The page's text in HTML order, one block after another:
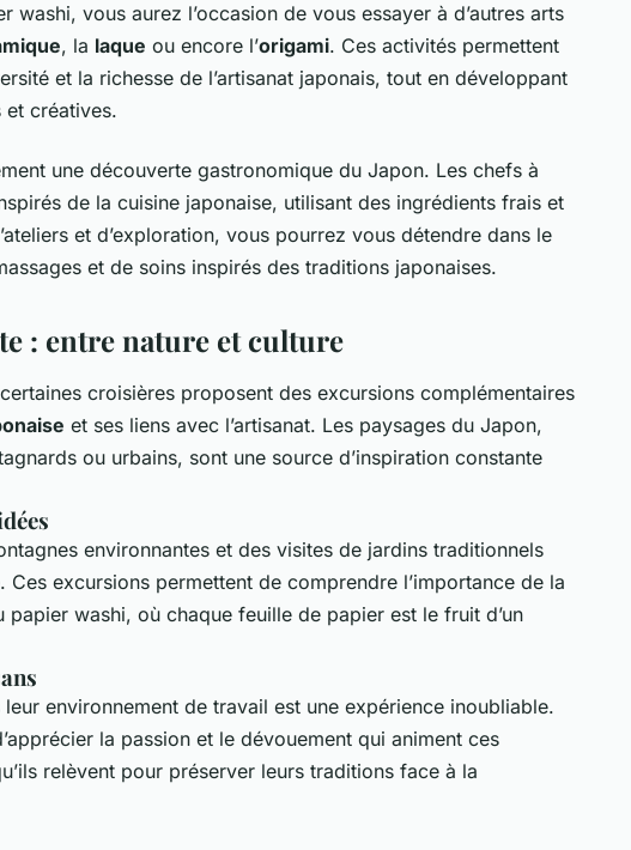
washi, vous aurez l’occasion de vous essayer à d’autres arts
, la laque ou encore l’origami. Ces activités permettent
et la richesse de l’artisanat japonais, tout en développant
et créatives.
une découverte gastronomique du Japon. Les chefs à
de la cuisine japonaise, utilisant des ingrédients frais et
et d’exploration, vous pourrez vous détendre dans le
et de soins inspirés des traditions japonaises.
: entre nature et culture
croisières proposent des excursions complémentaires
et ses liens avec l’artisanat. Les paysages du Japon,
ou urbains, sont une source d’inspiration constante
environnantes et des visites de jardins traditionnels
Ces excursions permettent de comprendre l’importance de la
washi, où chaque feuille de papier est le fruit d’un
environnement de travail est une expérience inoubliable.
la passion et le dévouement qui animent ces
relèvent pour préserver leurs traditions face à la